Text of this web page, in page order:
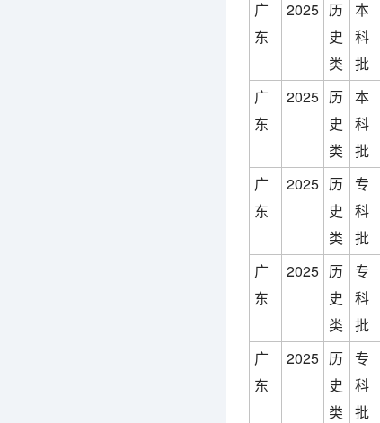
广
东
2025 历
史
类
本
科
批
广
东
2025 历
史
类
本
科
批
广
东
2025 历
史
类
专
科
批
广
东
2025 历
史
类
专
科
批
广
东
2025 历
史
类
专
科
批